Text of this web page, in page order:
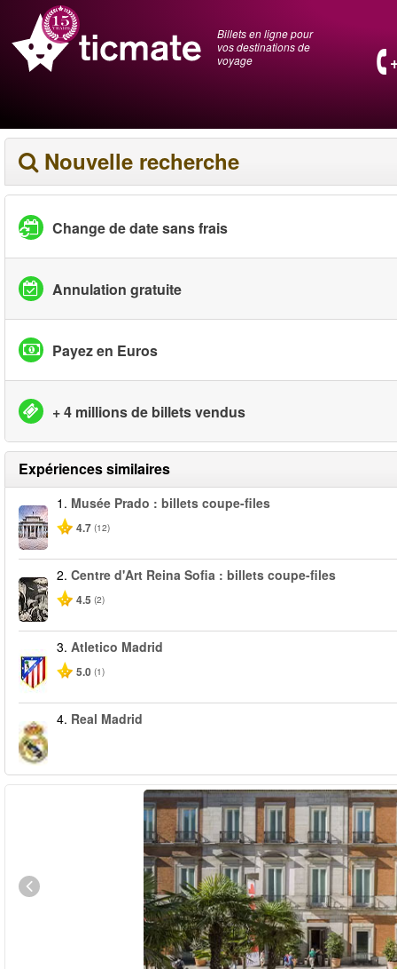
Billets en ligne pour
vos destinations de
voyage
Nouvelle recherche
Change de date sans frais
Annulation gratuite
Payez en Euros
+ 4 millions de billets vendus
Expériences similaires
1. Musée Prado : billets coupe-files
4.7 (12)
2. Centre d'Art Reina Sofia : billets coupe-files
4.5 (2)
3. Atletico Madrid
5.0 (1)
4. Real Madrid